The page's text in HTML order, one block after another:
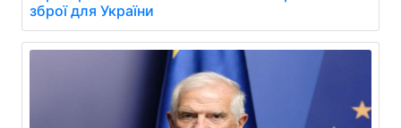
зброї для України